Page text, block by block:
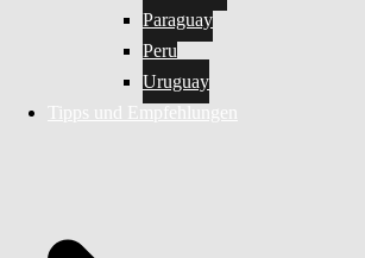
Paraguay
Peru
Uruguay
Tipps und Empfehlungen